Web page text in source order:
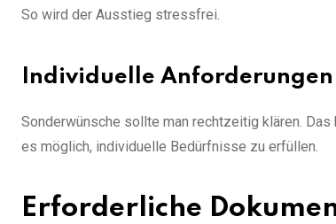
So wird der Ausstieg stressfrei.
Individuelle
Sonderwünsche sollte man rechtzeitig klären.
es möglich, individuelle Bedürfnisse zu erfüllen.
Erforderliche